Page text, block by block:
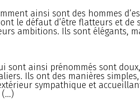
ainsi sont des hommes
le défaut d’être flatteurs et de
ambitions. Ils sont élégants,
sont ainsi prénommés sont
Ils ont des manières
sympathique et
(…)